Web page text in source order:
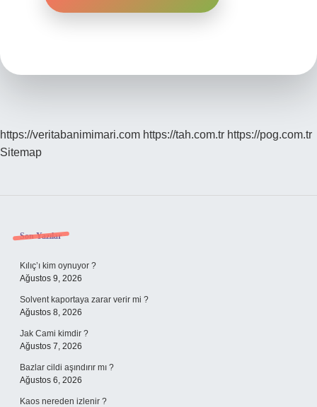
https://veritabanimimari.com https://tah.com.tr https://pog.com.tr
Sitemap
Sidebar
Son Yazılar
Kılıç’ı kim oynuyor ?
Ağustos 9, 2026
Solvent kaportaya zarar verir mi ?
Ağustos 8, 2026
Jak Cami kimdir ?
Ağustos 7, 2026
Bazlar cildi aşındırır mı ?
Ağustos 6, 2026
Kaos nereden izlenir ?